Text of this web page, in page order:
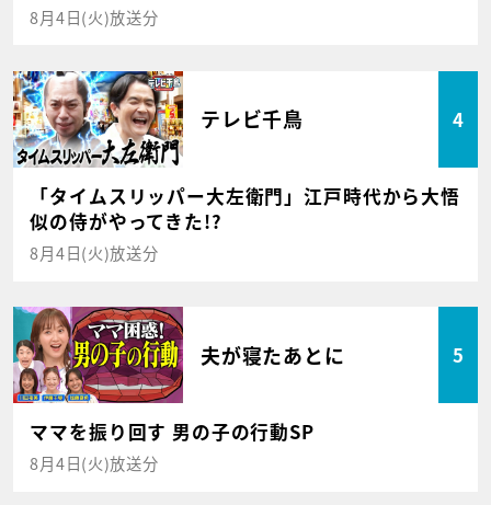
8月4日(火)放送分
テレビ千鳥 4
「タイムスリッパー大左衛門」江戸時代から大悟
似の侍がやってきた!?
8月4日(火)放送分
夫が寝たあとに 5
ママを振り回す 男の子の行動SP
8月4日(火)放送分